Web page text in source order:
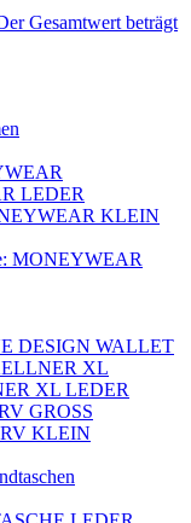
Gesamtwert beträgt
LEDER
KLEIN
MONEYWEAR
DESIGN WALLET
XL
XL LEDER
GROSS
RV KLEIN